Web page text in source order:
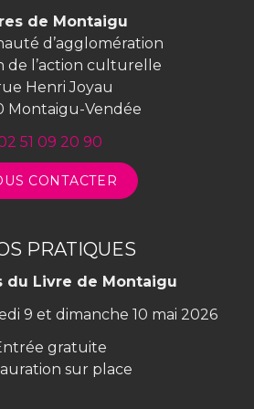
de Montaigu
d’agglomération
de l’action culturelle
Henri Joyau
Montaigu-Vendée
51 09 20 90
CONTACTER
PRATIQUES
du Livre de Montaigu
9 et dimanche 10 mai 2026
gratuite
sur place